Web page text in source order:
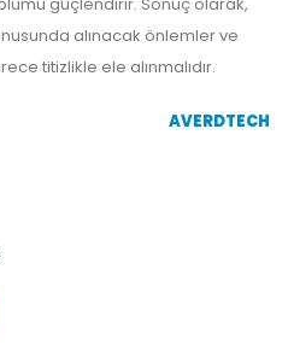
alınacak önlemler ve
titizlikle ele alınmalıdır.
AVERDTECH